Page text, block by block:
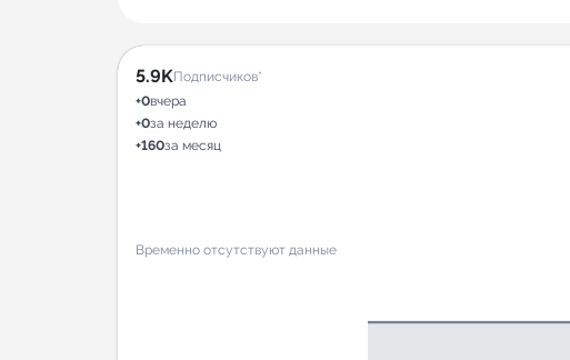
5.9KПодписчиков*
+0вчера
+0за неделю
+160за месяц
Временно отсутствуют данные